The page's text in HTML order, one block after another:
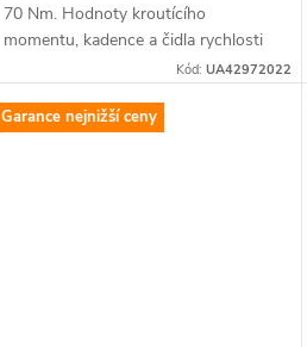
70 Nm. Hodnoty kroutícího
momentu, kadence a čidla rychlosti
jsou za jízdy průběžně analyzovány
Kód: UA42972022
Garance nejnižší ceny